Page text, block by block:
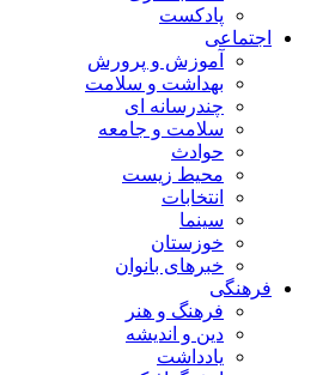
پادکست
اجتماعی
آموزش و پرورش
بهداشت و سلامت
چندرسانه ای
سلامت و جامعه
حوادث
محیط زیست
انتخابات
سینما
خوزستان
خبرهای بانوان
فرهنگی
فرهنگ و هنر
دین و اندیشه
یادداشت